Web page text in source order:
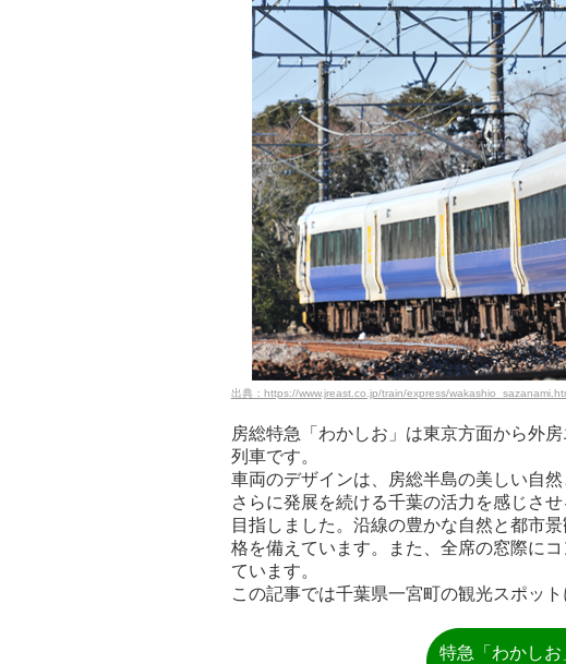
出典：https://www.jreast.co.jp/train/express/
房総特急「わかしお」は東京方面から外
列車です。
車両のデザインは、房総半島の美しい自
さらに発展を続ける千葉の活力を感じさ
目指しました。沿線の豊かな自然と都市
格を備えています。また、全席の窓際に
ています。
この記事では千葉県一宮町の観光スポッ
特急「わかし